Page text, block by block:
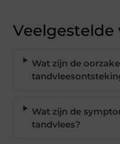
Veelgestelde
Wat zijn de
Wat zijn de
tandvlees?